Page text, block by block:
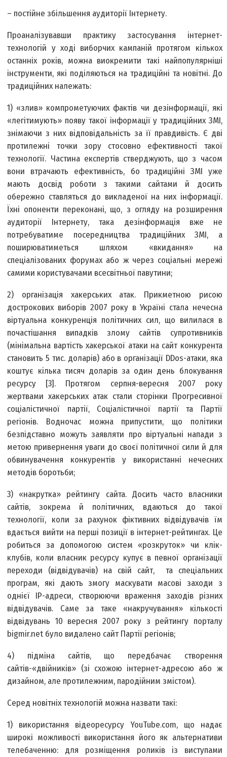
– постійне збільшення аудиторії Інтернету.
Проаналізувавши практику застосування інтернет-
технологій у ході виборчих кампаній протягом кількох
останніх років, можна виокремити такі найпопулярніші
інструменти, які поділяються на традиційні та новітні. До
традиційних належать:
1) «злив» компрометуючих фактів чи дезінформації, які
«легітимують» появу такої інформації у традиційних ЗМІ,
знімаючи з них відповідальність за її правдивість. Є дві
протилежні точки зору стосовно ефективності такої
технології. Частина експертів стверджують, що з часом
вони втрачають ефективність, бо традиційні ЗМІ уже
мають досвід роботи з такими сайтами й досить
обережно ставляться до викладеної на них інформації.
Їхні опоненти переконані, що, з огляду на розширення
аудиторії Інтернету, така дезінформація вже не
потребуватиме посередництва традиційних ЗМІ, а
поширюватиметься шляхом «вкидання» на
спеціалізованих форумах або ж через соціальні мережі
самими користувачами всесвітньої павутини;
2) організація хакерських атак. Прикметною рисою
дострокових виборів 2007 року в Україні стала нечесна
віртуальна конкуренція політичних сил, що вилилася в
почастішання випадків злому сайтів супротивників
(мінімальна вартість хакерської атаки на сайт конкурента
становить 5 тис. доларів) або в організації DDos-атаки, яка
коштує кілька тисяч доларів за один день блокування
ресурсу [3]. Протягом серпня-вересня 2007 року
жертвами хакерських атак стали сторінки Прогресивної
соціалістичної партії, Соціалістичної партії та Партії
регіонів. Водночас можна припустити, що політики
безпідставно можуть заявляти про віртуальні напади з
метою привернення уваги до своєї політичної сили й для
обвинувачення конкурентів у використанні нечесних
методів боротьби;
3) «накрутка» рейтингу сайта. Досить часто власники
сайтів, зокрема й політичних, вдаються до такої
технології, коли за рахунок фіктивних відвідувачів їм
вдається вийти на перші позиції в інтернет-рейтингах. Це
робиться за допомогою систем «розкруток» чи клік-
клубів, коли власник ресурсу купує в певної організації
переходи (відвідувачів) на свій сайт, та спеціальних
програм, які дають змогу маскувати масові заходи з
однієї ІР-адреси, створюючи враження заходів різних
відвідувачів. Саме за таке «накручування» кількості
відвідувань 10 вересня 2007 року з рейтингу порталу
bigmir.net було видалено сайт Партії регіонів;
4) підміна сайтів, що передбачає створення
сайтів-«двійників» (зі схожою інтернет-адресою або ж
дизайном, але протилежним, пародійним змістом).
Серед новітніх технологій можна назвати такі:
1) використання відеоресурсу YouTube.сom, що надає
широкі можливості використання його як альтернативи
телебаченню: для розміщення роликів із виступами